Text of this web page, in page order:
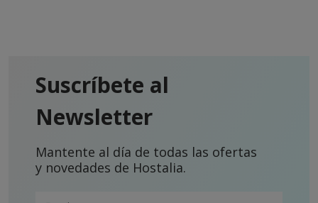
Suscríbete al
Newsletter
Mantente al día de todas las ofertas
y novedades de Hostalia.